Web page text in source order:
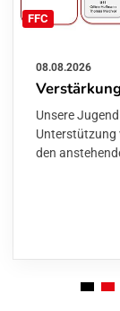
FFC
08.08.2026
Unsere
Unterstützung
den